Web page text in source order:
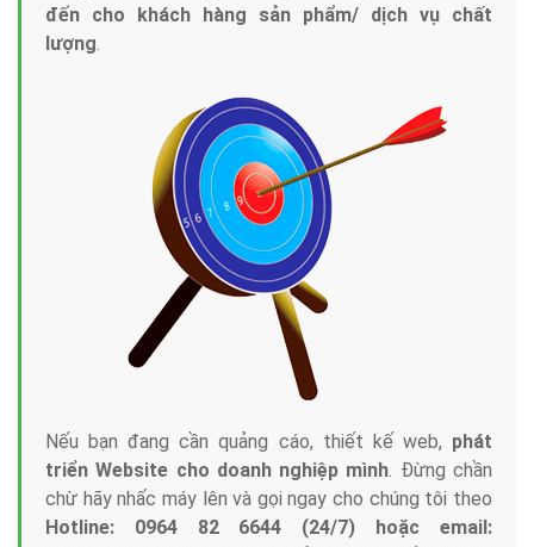
đến cho khách hàng sản phẩm/ dịch vụ chất
lượng.
Nếu bạn đang cần quảng cáo, thiết kế web, phát
triển Website cho doanh nghiệp mình. Đừng chần
chừ hãy nhấc máy lên và gọi ngay cho chúng tôi theo
Hotline: 0964 82 6644 (24/7) hoặc email: